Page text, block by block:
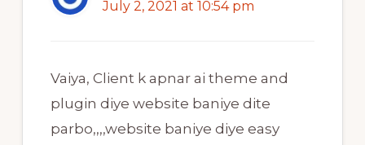
July 2, 2021 at 10:54 pm
Vaiya, Client k apnar ai theme and
plugin diye website baniye dite
parbo,,,,website baniye diye easy